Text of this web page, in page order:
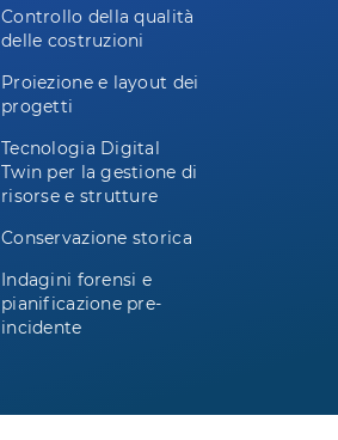
Controllo della qualità
delle costruzioni
Proiezione e layout dei
progetti
Tecnologia Digital
Twin per la gestione di
risorse e strutture
Conservazione storica
Indagini forensi e
pianificazione pre-
incidente